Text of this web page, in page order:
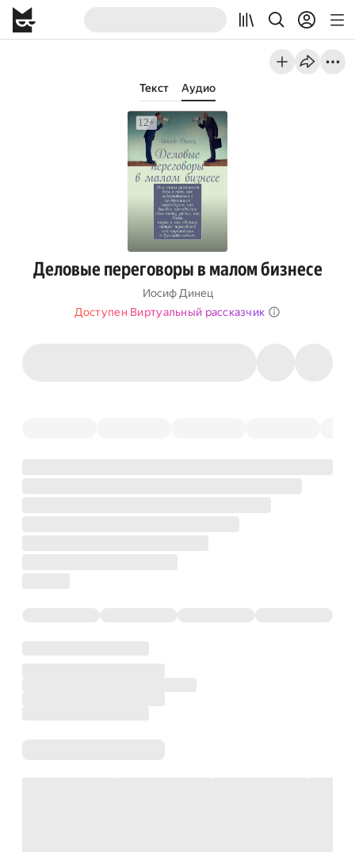
Текст Аудио
Деловые переговоры в малом бизнесе
Иосиф Динец
Доступен Виртуальный рассказчик